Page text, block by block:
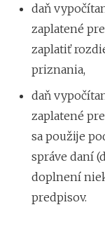
daň
zaplatené
zaplatiť
priznania,
daň
zaplatené
sa použije
správe daní
doplnení
predpisov.